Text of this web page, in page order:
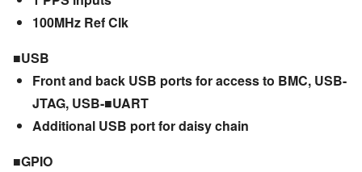
100MHz Ref Clk
■USB
Front and back USB ports for access to BMC, USB-
JTAG, USB-■UART
Additional USB port for daisy chain
■GPIO